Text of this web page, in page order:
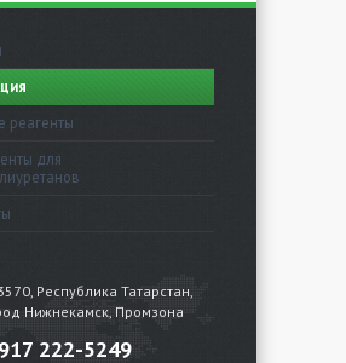
реагенты
для
Республика Татарстан,
Нижнекамск, Промзона
222-5249